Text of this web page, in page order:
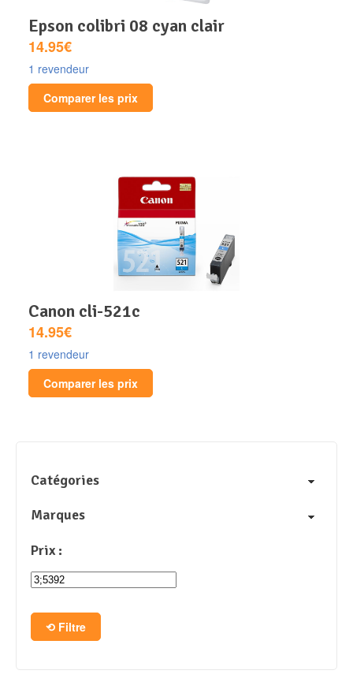
epson colibri 08 cyan clair
14.95€
1 revendeur
Comparer les prix
canon cli-521c
14.95€
1 revendeur
Comparer les prix
Catégories
Marques
Prix :
Filtre